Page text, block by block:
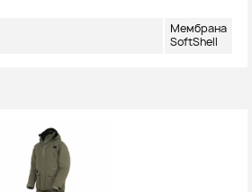
Mембрана
SoftShell